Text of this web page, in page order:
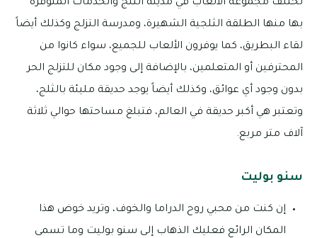
تختلف مجموعة الألعاب في مدينة الثلج والخدمات المتوفرة
بها منها الطلقة الثلجية الشهيرة، ومدرسة التزلج وكذلك أيضاً
لقاء البطريق، كما يوفرون الألعاب للجميع، سواء كانوا من
المحترفين أو المتعلمين، بالإضافة إلى وجود مكان للتزلج الحر
بدون وجود أي عوائق، وكذلك أيضاً يوجد حديقة مليئة بالثلج،
وتعتبر هي أكبر حديقة في العالم، فتبلغ مساحتها حوالي ثلاثة
آلاف متر مربع.
سنو بوليت
إن كنت من محبي روح الدراما والخوف، وتريد خوض هذا
المكان الرائع فعليك الذهاب إلى سنو بوليت وما تسمى